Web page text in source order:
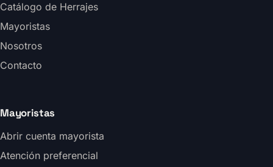
Catálogo de Herrajes
Mayoristas
Nosotros
Contacto
Mayoristas
Abrir cuenta mayorista
Atención preferencial